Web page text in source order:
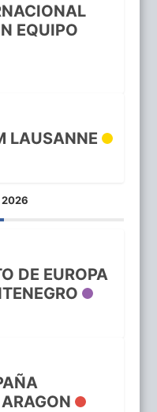
EQUIPO
LAUSANNE
2026
DE EUROPA